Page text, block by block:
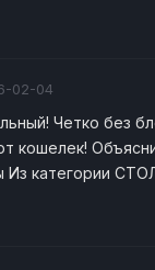
02-04
Четко без
кошелек!
Из категории